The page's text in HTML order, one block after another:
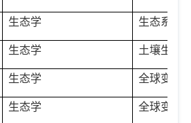
生态学 生态系统
生态学 土壤生态
生态学 全球变化
生态学 全球变化